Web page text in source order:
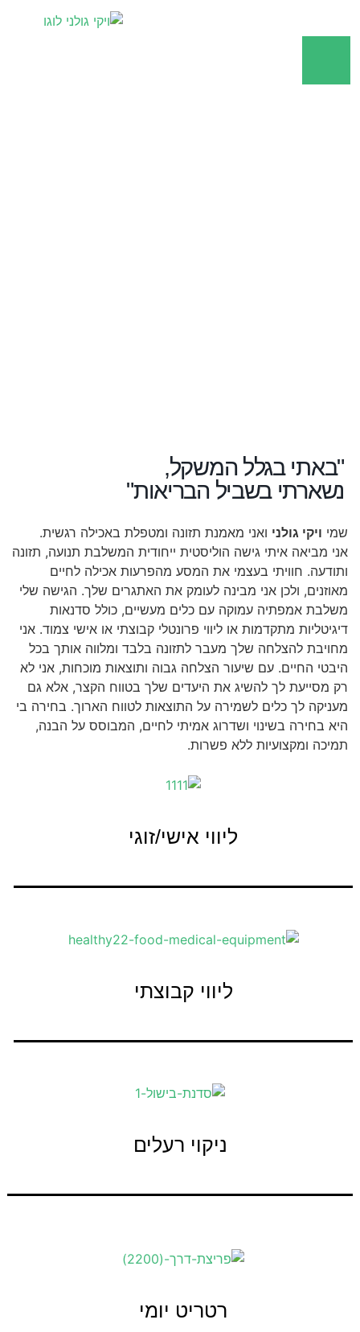
"באתי בגלל המשקל,
נשארתי בשביל הבריאות"
שמי ויקי גולני ואני מאמנת תזונה ומטפלת באכילה רגשית.
אני מביאה איתי גישה הוליסטית ייחודית המשלבת תנועה, תזונה
ותודעה. חוויתי בעצמי את המסע מהפרעות אכילה לחיים
מאוזנים, ולכן אני מבינה לעומק את האתגרים שלך. הגישה שלי
משלבת אמפתיה עמוקה עם כלים מעשיים, כולל סדנאות
דיגיטליות מתקדמות או ליווי פרונטלי קבוצתי או אישי צמוד. אני
מחויבת להצלחה שלך מעבר לתזונה בלבד ומלווה אותך בכל
היבטי החיים. עם שיעור הצלחה גבוה ותוצאות מוכחות, אני לא
רק מסייעת לך להשיג את היעדים שלך בטווח הקצר, אלא גם
מעניקה לך כלים לשמירה על התוצאות לטווח הארוך. בחירה בי
היא בחירה בשינוי ושדרוג אמיתי לחיים, המבוסס על הבנה,
תמיכה ומקצועיות ללא פשרות.
ליווי אישי/זוגי
ליווי קבוצתי
ניקוי רעלים
רטריט יומי